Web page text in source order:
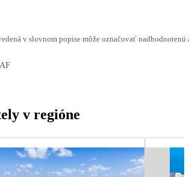
v slovnom popise môže označovať
v regióne